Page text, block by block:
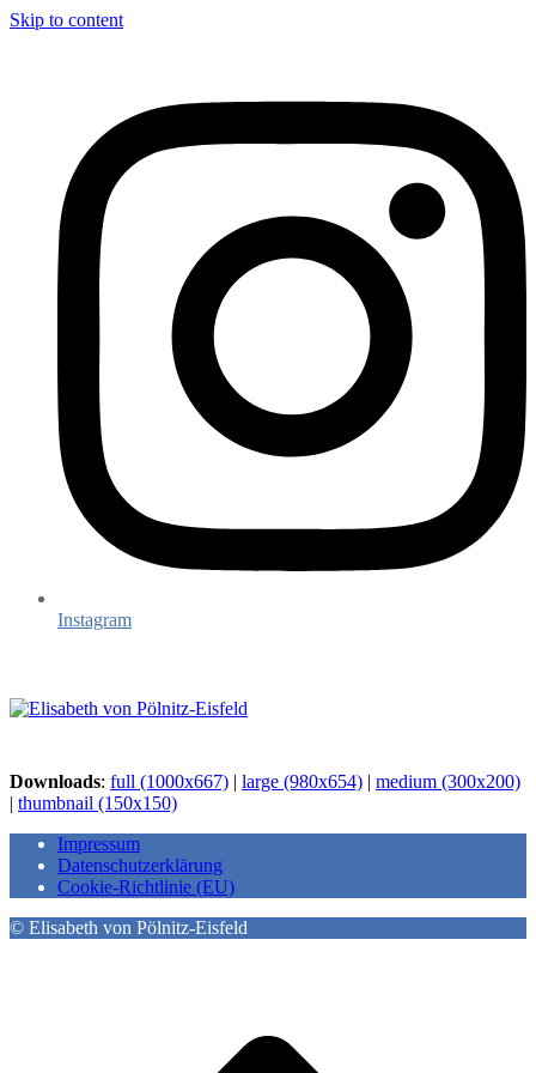
Skip to content
Instagram
Downloads: full (1000x667) | large (980x654) | medium (300x200)
| thumbnail (150x150)
Impressum
Datenschutzerklärung
Cookie-Richtlinie (EU)
© Elisabeth von Pölnitz-Eisfeld